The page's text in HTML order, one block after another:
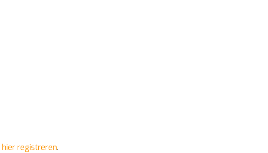
hier registreren.